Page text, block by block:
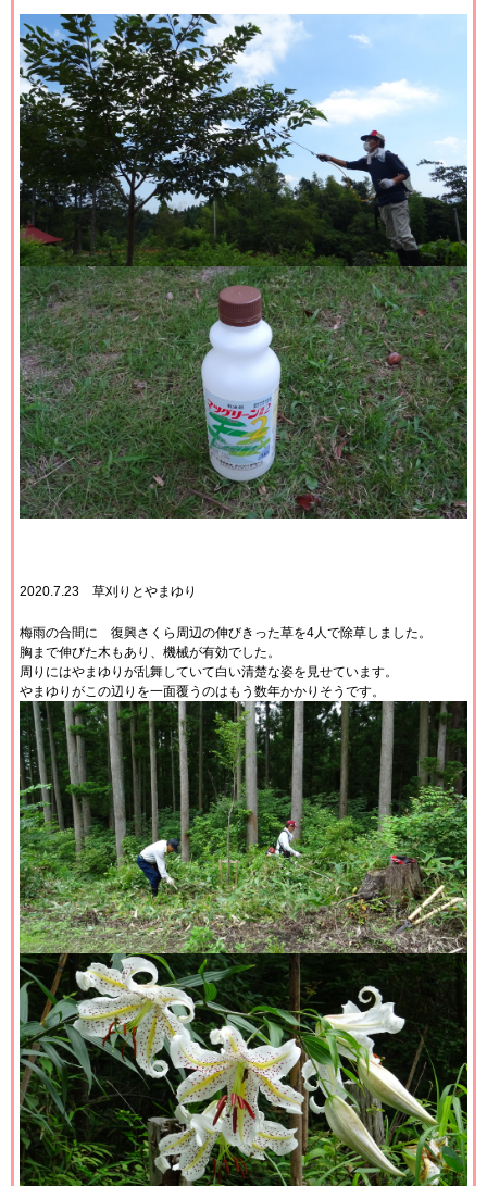
2020.7.23 草刈りとやまゆり
梅雨の合間に 復興さくら周辺の伸びきった草を4人で除草しました。
胸まで伸びた木もあり、機械が有効でした。
周りにはやまゆりが乱舞していて白い清楚な姿を見せています。
やまゆりがこの辺りを一面覆うのはもう数年かかりそうです。